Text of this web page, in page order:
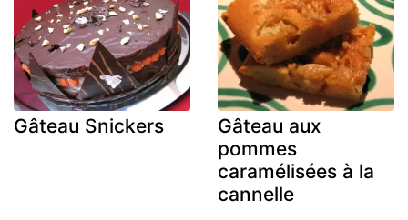
Gâteau Snickers
Gâteau aux
pommes
caramélisées à la
cannelle